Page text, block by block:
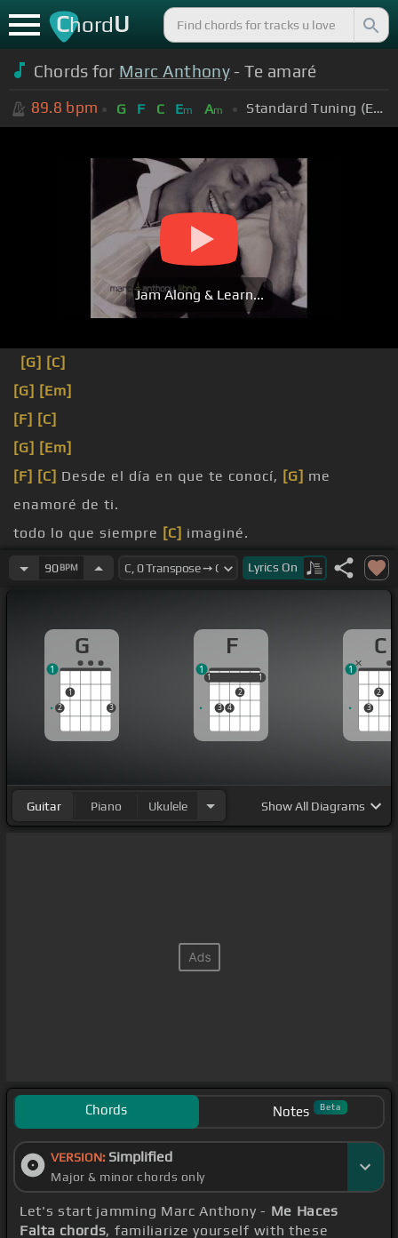
ChordU
Chords for Marc Anthony- Te amaré
89.8 bpm G F C Em Am Standard Tuning (EADGBE)
Jam Along & Learn...
[G] [C]
[G] [Em]
[F] [C]
[G] [Em]
[F] [C] Desde el día en que te conocí, [G] me
enamoré de ti.
todo lo que siempre [C] imaginé.
nombre y yo
[G]supe por fin que así
tiene fin
90BPM Lyrics On
G
2
1
3
1
F
1
3 4
2
1
1 1
1
C
3
2
1
Guitar Piano Ukulele ShowAll Diagrams
Chords Notes Beta
VERSION: Simplified
Major & minor chords only
Let's start jamming Marc Anthony - Me Haces
Falta chords, familiarize yourself with these